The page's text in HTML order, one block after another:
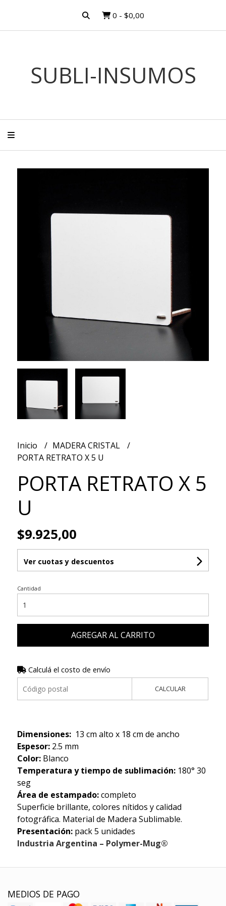
0 - $0,00
SUBLI-INSUMOS
Inicio
MADERA CRISTAL
PORTA RETRATO X 5 U
PORTA RETRATO X 5
U
$9.925,00
Ver cuotas y descuentos
Cantidad
AGREGAR AL CARRITO
Calculá el costo de envío
CALCULAR
Dimensiones:13 cm alto x 18 cm de ancho
Espesor:2.5 mm
Color:Blanco
Temperatura y tiempo de sublimación:180° 30
seg
Área de estampado:completo
Superficie brillante, colores nítidos y calidad
fotográfica. Material de Madera Sublimable.
Presentación:pack 5 unidades
Industria Argentina – Polymer-Mug®
MEDIOS DE PAGO